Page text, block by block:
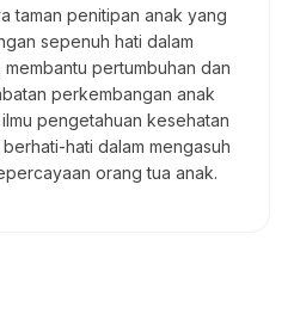
taman penitipan anak yang
sepenuh hati dalam
pertumbuhan dan
perkembangan anak
pengetahuan kesehatan
hati dalam mengasuh
orang tua anak.